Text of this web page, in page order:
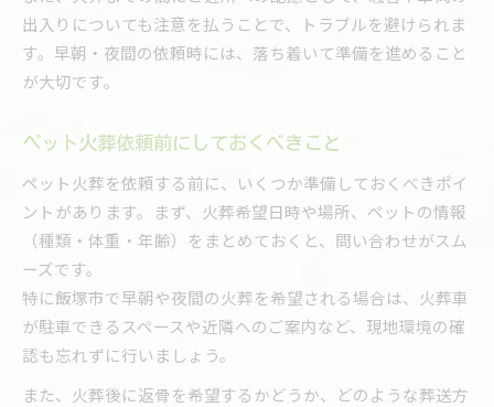
出入りについても注意を払うことで、トラブルを避けられま
す。早朝・夜間の依頼時には、落ち着いて準備を進めること
が大切です。
ペット火葬依頼前にしておくべきこと
ペット火葬を依頼する前に、いくつか準備しておくべきポイ
ントがあります。まず、火葬希望日時や場所、ペットの情報
（種類・体重・年齢）をまとめておくと、問い合わせがスム
ーズです。
特に飯塚市で早朝や夜間の火葬を希望される場合は、火葬車
が駐車できるスペースや近隣へのご案内など、現地環境の確
認も忘れずに行いましょう。
また、火葬後に返骨を希望するかどうか、どのような葬送方